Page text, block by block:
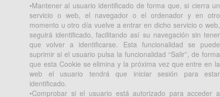
•Mantener al usuario identificado de forma que, si cierra un
servicio o web, el navegador o el ordenador y en otro
momento u otro día vuelve a entrar en dicho servicio o web,
seguirá identificado, facilitando así su navegación sin tener
que volver a identificarse. Esta funcionalidad se puede
suprimir si el usuario pulsa la funcionalidad “Salir”, de forma
que esta Cookie se elimina y la próxima vez que entre en la
web el usuario tendrá que iniciar sesión para estar
identificado.
•Comprobar si el usuario está autorizado para acceder a